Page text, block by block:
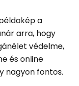
a
arra, hogy
védelme,
és online
nagyon fontos.